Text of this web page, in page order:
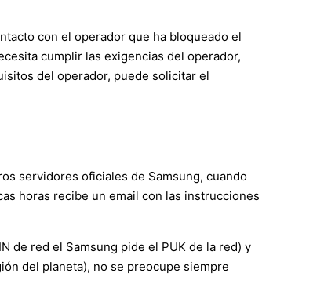
con el operador que ha bloqueado el
cumplir las exigencias del operador,
del operador, puede solicitar el
servidores oficiales de Samsung, cuando
horas recibe un email con las instrucciones
de red el Samsung pide el PUK de la red) y
del planeta), no se preocupe siempre